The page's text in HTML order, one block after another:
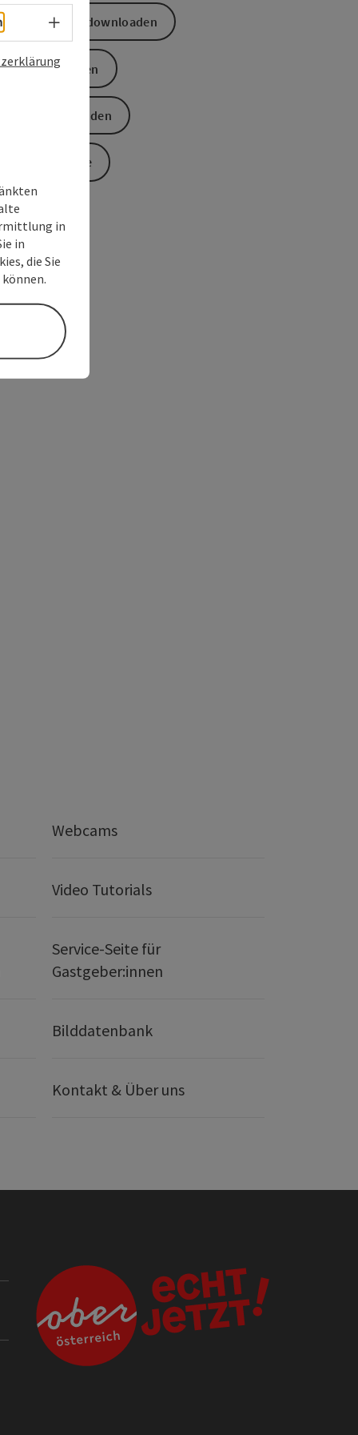
GPS Daten downloaden
PDF erstellen
Anfrage senden
Zur Website
Webcams
Video Tutorials
Service-Seite für
Gastgeber:innen
Bilddatenbank
Kontakt & Über uns
Sprachwahl - Menü öffnen
in
in
die Sie